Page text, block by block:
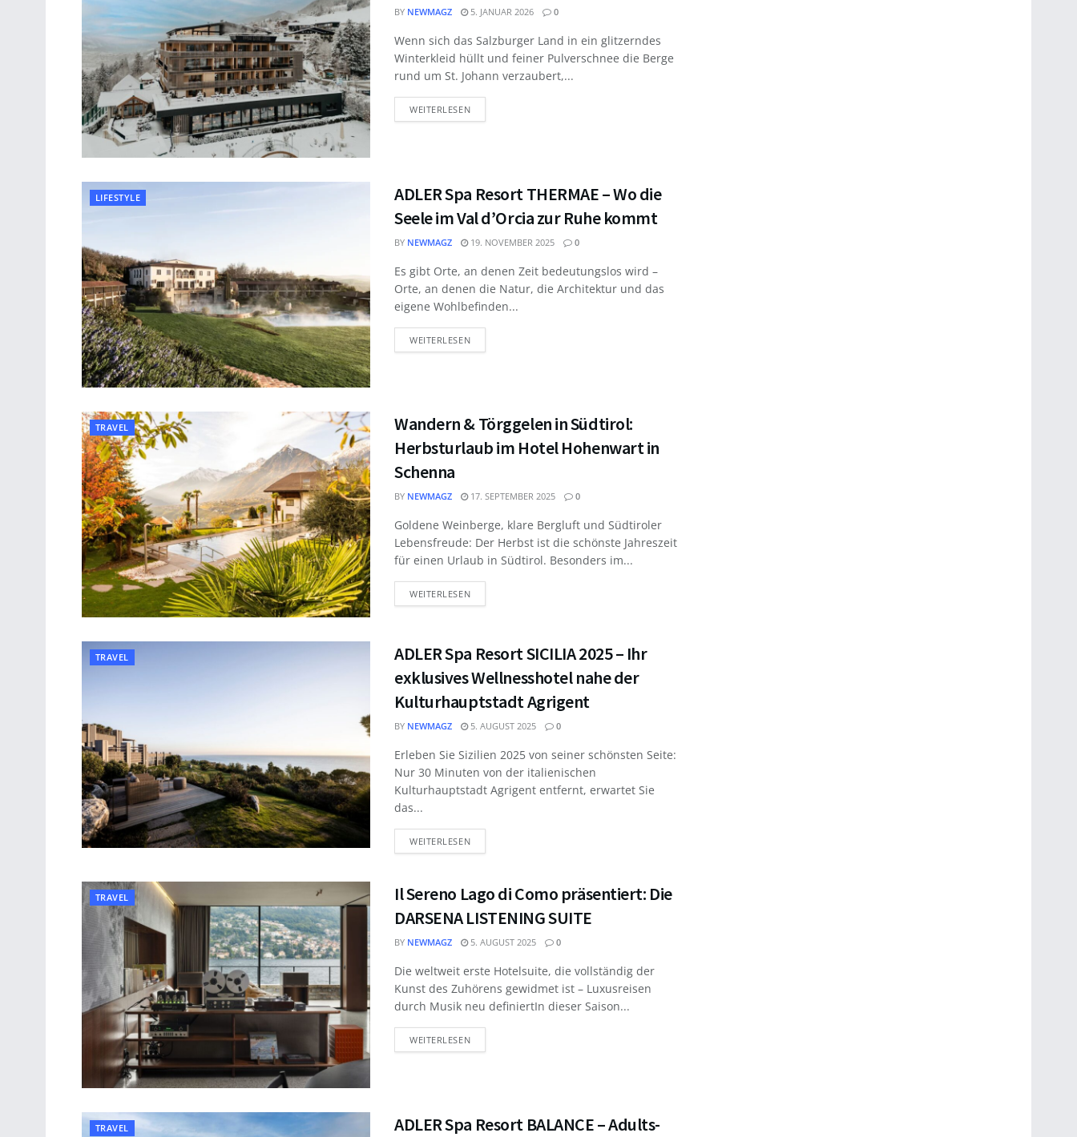
BY NEWMAGZ 5. JANUAR 2026 0
Wenn sich das Salzburger Land in ein glitzerndes
Winterkleid hüllt und feiner Pulverschnee die Berge
rund um St. Johann verzaubert,...
WEITERLESEN
LIFESTYLE
ADLER Spa Resort THERMAE – Wo die
Seele im Val d’Orcia zur Ruhe kommt
BY NEWMAGZ 19. NOVEMBER 2025 0
Es gibt Orte, an denen Zeit bedeutungslos wird –
Orte, an denen die Natur, die Architektur und das
eigene Wohlbefinden...
WEITERLESEN
TRAVEL
Wandern & Törggelen in Südtirol:
Herbsturlaub im Hotel Hohenwart in
Schenna
BY NEWMAGZ 17. SEPTEMBER 2025 0
Goldene Weinberge, klare Bergluft und Südtiroler
Lebensfreude: Der Herbst ist die schönste Jahreszeit
für einen Urlaub in Südtirol. Besonders im...
WEITERLESEN
TRAVEL
ADLER Spa Resort SICILIA 2025 – Ihr
exklusives Wellnesshotel nahe der
Kulturhauptstadt Agrigent
BY NEWMAGZ 5. AUGUST 2025 0
Erleben Sie Sizilien 2025 von seiner schönsten Seite:
Nur 30 Minuten von der italienischen
Kulturhauptstadt Agrigent entfernt, erwartet Sie
das...
WEITERLESEN
TRAVEL
Il Sereno Lago di Como präsentiert: Die
DARSENA LISTENING SUITE
BY NEWMAGZ 5. AUGUST 2025 0
Die weltweit erste Hotelsuite, die vollständig der
Kunst des Zuhörens gewidmet ist – Luxusreisen
durch Musik neu definiertIn dieser Saison...
WEITERLESEN
TRAVEL
ADLER Spa Resort BALANCE – Adults-